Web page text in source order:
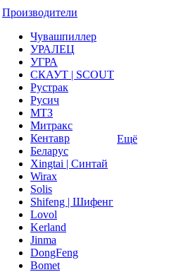
Производители
Чувашпиллер
УРАЛЕЦ
УГРА
СКАУТ | SCOUT
Рустрак
Русич
МТЗ
Митракс
Кентавр
Беларус
Xingtai | Синтай
Wirax
Solis
Shifeng | Шифенг
Lovol
Kerland
Jinma
DongFeng
Bomet
Ещё